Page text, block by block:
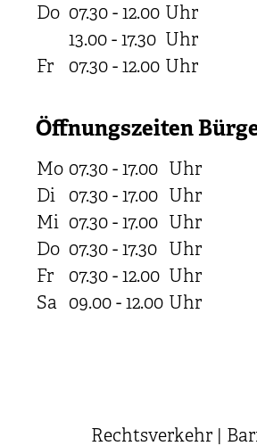
Do 07.30 - 12.00 Uhr
13.00 - 17.30 Uhr
Fr
07.30 - 12.00 Uhr
Öffnungszeiten
Mo 07.30 - 17.00 Uhr
Di
07.30 - 17.00 Uhr
Mi 07.30 - 17.00 Uhr
Do 07.30 - 17.30 Uhr
Fr
07.30 - 12.00 Uhr
Sa 09.00 - 12.00 Uhr
Rechtsverkehr